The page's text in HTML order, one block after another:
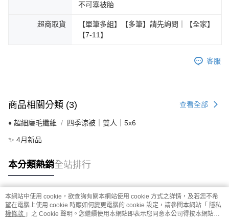
不可塞被胎
超商取貨
【單筆多組】【多筆】請先詢問｜【全家】
【7-11】
客服
商品相關分類 (3) 查看全部
♦ 超細磨毛纖維 四季涼被｜雙人｜5x6
✨ 4月新品
本分類熱銷全站排行
熱門標籤
本網站中使用 cookie，欲查詢有關本網站使用 cookie 方式之詳情，及若您不希
望在電腦上使用 cookie 時應如何變更電腦的 cookie 設定，請參閱本網站「 隱私
權條款 」之 Cookie 聲明。您繼續使用本網站即表示您同意本公司得按本網站使